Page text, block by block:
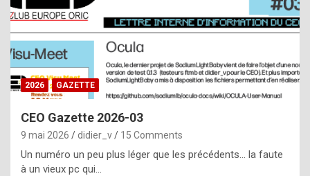
t
a
s
i
e
f
2026 GAZETTE
CEO Gazette 2026-03
9 mai 2026 didier_v 15 Comments
Un numéro un peu plus léger que les précédents… la faute
à un vieux pc qui…